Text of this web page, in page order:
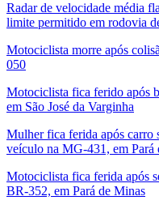
Radar de velocidade média
limite permitido em rodovia
Motociclista morre após
050
Motociclista fica ferido após
em São José da Varginha
Mulher fica ferida após carro
veículo na MG-431, em Pará
Motociclista fica ferida após
BR-352, em Pará de Minas